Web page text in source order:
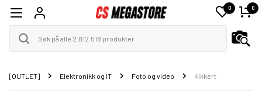
0 0
[OUTLET] Elektronikk og IT Foto og video Kikkert